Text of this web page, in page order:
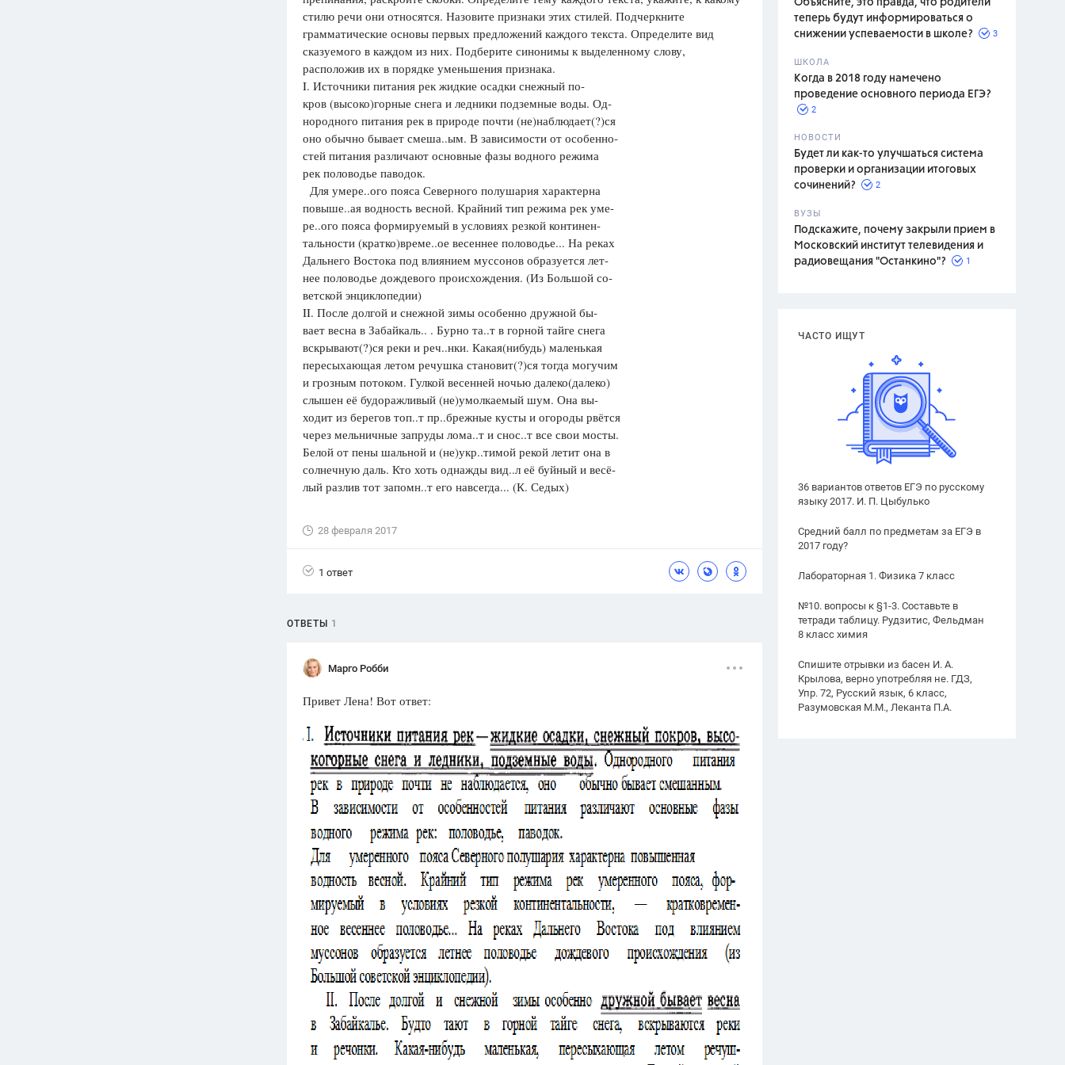
1752 ответа
Олимпиады
ответа
ответ
ГИА
ответов
Цветков Л. А.
Психология
Отношения,
ПОКАЗАТЬ ВСЕ
Объясните, это правда, что родители
теперь будут информироваться о
снижении успеваемости в школе?
3
ШКОЛА
Когда в 2018 году намечено
проведение основного периода ЕГЭ?
2
НОВОСТИ
Будет ли как-то улучшаться система
проверки и организации итоговых
сочинений?
2
ВУЗЫ
Подскажите, почему закрыли прием в
Московский институт телевидения и
радиовещания "Останкино"?
1
ЧАСТО ИЩУТ
36 вариантов ответов ЕГЭ по русскому
языку 2017. И. П. Цыбулько
Средний балл по предметам за ЕГЭ в
2017 году?
Лабораторная 1. Физика 7 класс
№10. вопросы к §1-3. Составьте в
тетради таблицу. Рудзитис, Фельдман
8 класс химия
Спишите отрывки из басен И. А.
Крылова, верно употребляя не. ГДЗ,
Упр. 72, Русский язык, 6 класс,
Разумовская М.М., Леканта П.А.
стилю речи они относятся. Назовите признаки этих стилей. Подчеркните
грамматические основы первых предложений каждого текста. Определите вид
сказуемого в каждом из них. Подберите синонимы к выделенному слову,
расположив их в порядке уменьшения признака.
I. Источники питания рек жидкие осадки снежный по-
кров (высоко)горные снега и ледники подземные воды. Од-
нородного питания рек в природе почти (не)наблюдает(?)ся
оно обычно бывает смеша..ым. В зависимости от особенно-
стей питания различают основные фазы водного режима
рек половодье паводок.
Для умере..ого пояса Северного полушария характерна
повыше..ая водность весной. Крайний тип режима рек уме-
ре..ого пояса формируемый в условиях резкой континен-
тальности (кратко)време..ое весеннее половодье... На реках
Дальнего Востока под влиянием муссонов образуется лет-
нее половодье дождевого происхождения. (Из Большой со-
ветской энциклопедии)
II. После долгой и снежной зимы особенно дружной бы-
вает весна в Забайкаль.. . Бурно та..т в горной тайге снега
вскрывают(?)ся реки и реч..нки. Какая(нибудь) маленькая
пересыхающая летом речушка становит(?)ся тогда могучим
и грозным потоком. Гулкой весенней ночью далеко(далеко)
слышен её будоражливый (не)умолкаемый шум. Она вы-
ходит из берегов топ..т пр..брежные кусты и огороды рвётся
через мельничные запруды лома..т и снос..т все свои мосты.
Белой от пены шальной и (не)укр..тимой рекой летит она в
солнечную даль. Кто хоть однажды вид..л её буйный и весё-
лый разлив тот запомн..т его навсегда... (К. Седых)
28 февраля 2017
1 ответ
ОТВЕТЫ 1
Марго Робби
Привет Лена! Вот ответ: